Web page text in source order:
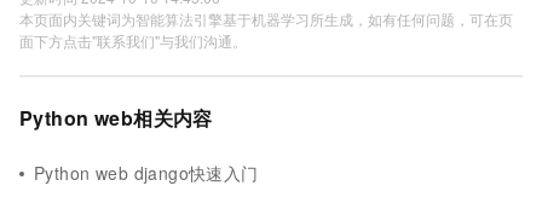
本页面内关键词为智能算法引擎基于机器学习所生成，如有任何问题，可在页
面下方点击"联系我们"与我们沟通。
Python web相关内容
Python web django快速入门